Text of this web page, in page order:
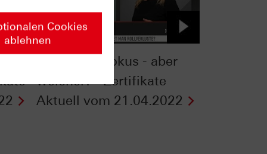
Ölpreis im Fokus - aber
welcher? - Zertifikate
Aktuell vom 21.04.2022
Cookies
ablehnen